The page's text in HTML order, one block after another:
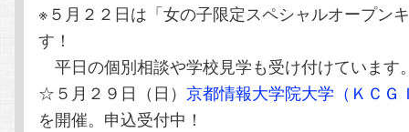
※５月２２日は「女の子限定スペシャルオープン
す！
平日の個別相談や学校見学も受け付けています
☆５月２９日（日）京都情報大学院大学（ＫＣＧ
を開催。申込受付中！